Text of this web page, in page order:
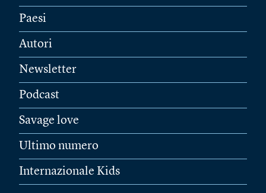
Paesi
Autori
Newsletter
Podcast
Savage love
Ultimo numero
Internazionale Kids